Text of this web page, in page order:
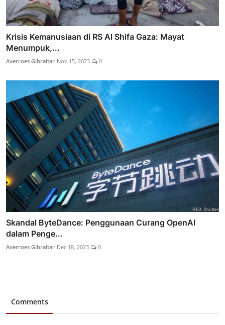
Krisis Kemanusiaan di RS Al Shifa Gaza: Mayat
Menumpuk,...
Averroes Gibraltar Nov 15, 2023 0
Skandal ByteDance: Penggunaan Curang OpenAI
dalam Penge...
Averroes Gibraltar Dec 18, 2023 0
Comments